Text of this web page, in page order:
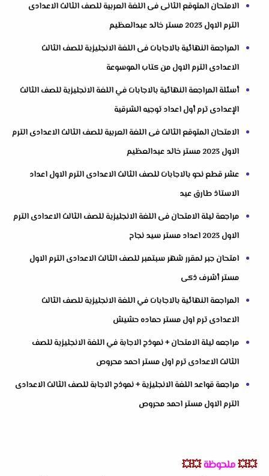
الامتحان المتوقع الثانى فى اللغة العربية للصف الثالث الاعدادى
الترم الاول 2023 مستر خالد عبدالعظيم
المراجعة النهائية بالاجابات فى اللغة الانجليزية للصف الثالث
الاعدادى الترم الاول من كتاب الموسوعة
أسئلة المراجعة النهائية بالاجابات في اللغة الانجليزية للصف الثالث
الإعدادى ترم أول اعداد توجيه الشرقية
الامتحان المتوقع الثالث فى اللغة العربية للصف الثالث الاعدادى الترم
الاول 2023 مستر خالد عبدالعظيم
عشر قطع نحو بالاجابات للصف الثالث الاعدادى الترم الاول اعداد
الاستاذ طارق عيد
مراجعة ليلة الامتحان فى اللغة الانجليزية للصف الثالث الاعدادى الترم
الاول 2023 اعداد مستر سيد نجاح
امتحان جبر لمقرر شهر سبتمبر للصف الثالث الاعدادى الترم الاول
مستر أشرف ذكى
المراجعة النهائية بالاجابات في اللغة الانجليزية للصف الثالث
الاعدادى ترم اول مستر حماده حشيش
مراجعه ليلة الامتحان + نموذج الاجابة في اللغة الانجليزية للصف
الثالث الاعدادى ترم اول مستر احمد محروص
مراجعة قواعد اللغة الانجليزية + نموذج الاجابة للصف الثالث الاعدادى
الترم الاول مستر احمد محروص
💥💥ملحوظة💥💥